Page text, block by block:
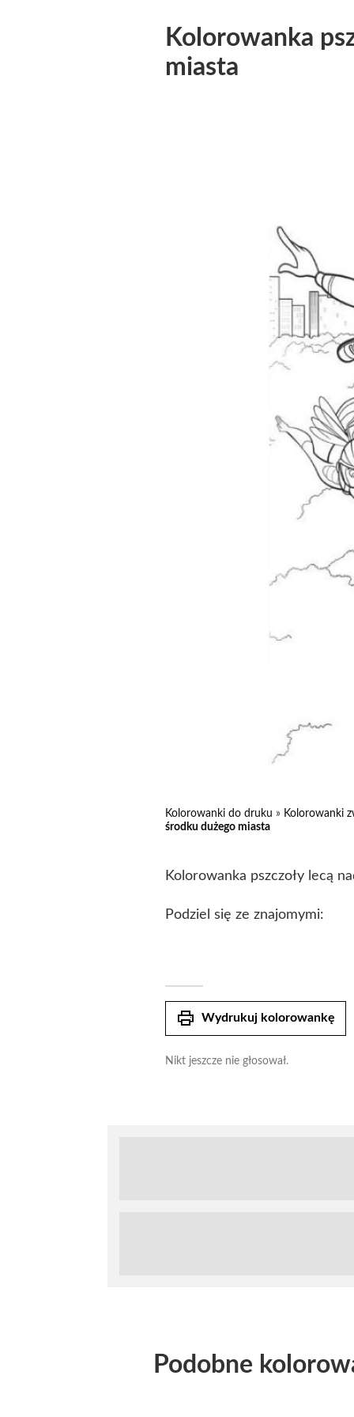
Kolorowanka
miasta
Kolorowanki do druku » Kolorowanki
środku dużego miasta
Kolorowanka pszczoły lecą
Podziel się ze znajomymi:
print Wydrukuj kolorowankę
Nikt jeszcze nie głosował.
Podobne